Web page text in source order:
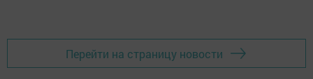
Перейти на страницу новости